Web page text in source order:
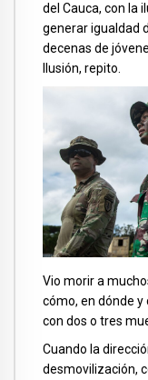
del Cauca, con la
generar igualdad
decenas de
Ilusión, repito.
Vio morir a
cómo, en dónde y
con dos o tres
Cuando la
desmovilización,